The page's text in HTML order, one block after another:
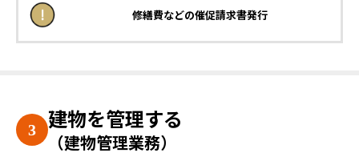
修繕費などの催促請求書発行
建物を管理する
（建物管理業務）